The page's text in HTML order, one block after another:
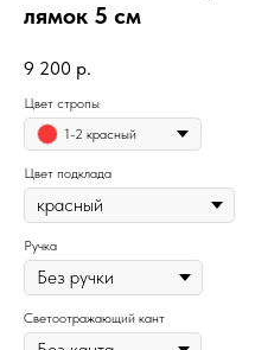
лямок 5 см
9 200 р.
Цвет стропы
1-2 красный
Цвет подклада
Ручка
Светоотражающий кант